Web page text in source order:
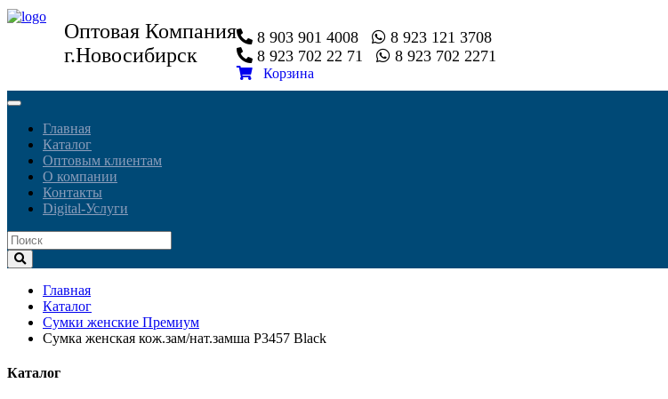
Оптовая Компания
г.Новосибирск
8 903 901 4008
8 923 121 3708
8 923 702 22 71
8 923 702 2271
Корзина
Toggle
navigationГлавная
Каталог
Оптовым клиентам
О компании
Контакты
Digital-Услуги
Главная
Каталог
Сумки женские Премиум
Сумка женская кож.зам/нат.замша P3457 Black
Каталог